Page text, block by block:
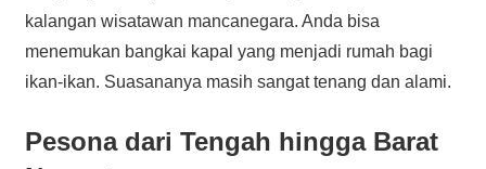
kalangan wisatawan mancanegara. Anda bisa
menemukan bangkai kapal yang menjadi rumah bagi
ikan-ikan. Suasananya masih sangat tenang dan alami.
Pesona dari Tengah hingga Barat